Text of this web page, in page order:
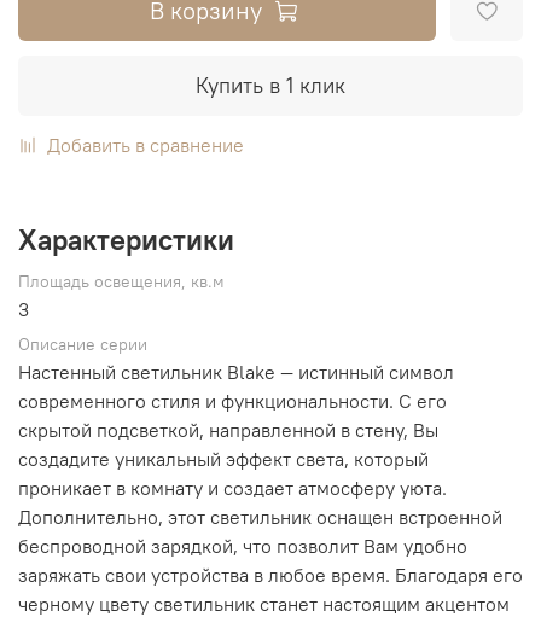
В корзину
Купить в 1 клик
Добавить в сравнение
Характеристики
Площадь освещения, кв.м
3
Описание серии
Настенный светильник Blake ― истинный символ
современного стиля и функциональности. С его
скрытой подсветкой, направленной в стену, Вы
создадите уникальный эффект света, который
проникает в комнату и создает атмосферу уюта.
Дополнительно, этот светильник оснащен встроенной
беспроводной зарядкой, что позволит Вам удобно
заряжать свои устройства в любое время. Благодаря его
черному цвету светильник станет настоящим акцентом